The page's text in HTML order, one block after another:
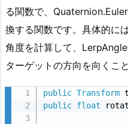
n
o
n.
E
l
/// 計算された
/// </summary>
/// <param
private void
{
}
}
る関数で、
換する関数です。具体的に
角度を計算して、
ターゲットの方向を向くこ
public Transform
public float